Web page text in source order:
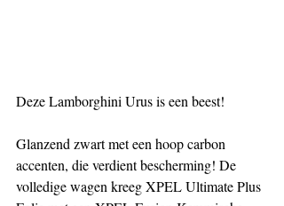
Deze Lamborghini Urus is een beest!
Glanzend zwart met een hoop carbon
accenten, die verdient bescherming! De
volledige wagen kreeg XPEL Ultimate Plus